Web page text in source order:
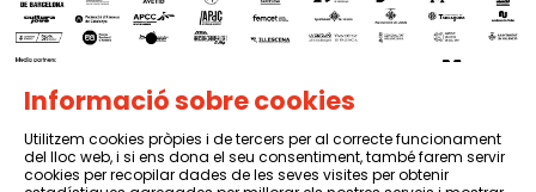
Sitemap | Avís Legal | Política de privacitat | Contactar
Informació sobre cookies
Utilitzem cookies pròpies i de tercers per al correcte funcionament
del lloc web, i si ens dona el seu consentiment, també farem servir
cookies per recopilar dades de les seves visites per obtenir